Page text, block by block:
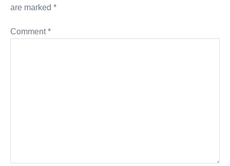
are marked *
Comment*